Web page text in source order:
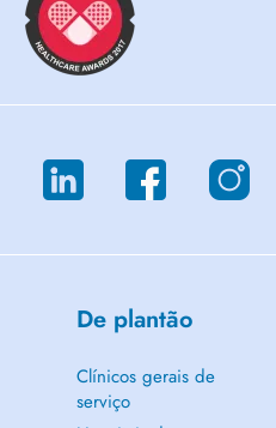
De plantão
Clínicos gerais de
serviço